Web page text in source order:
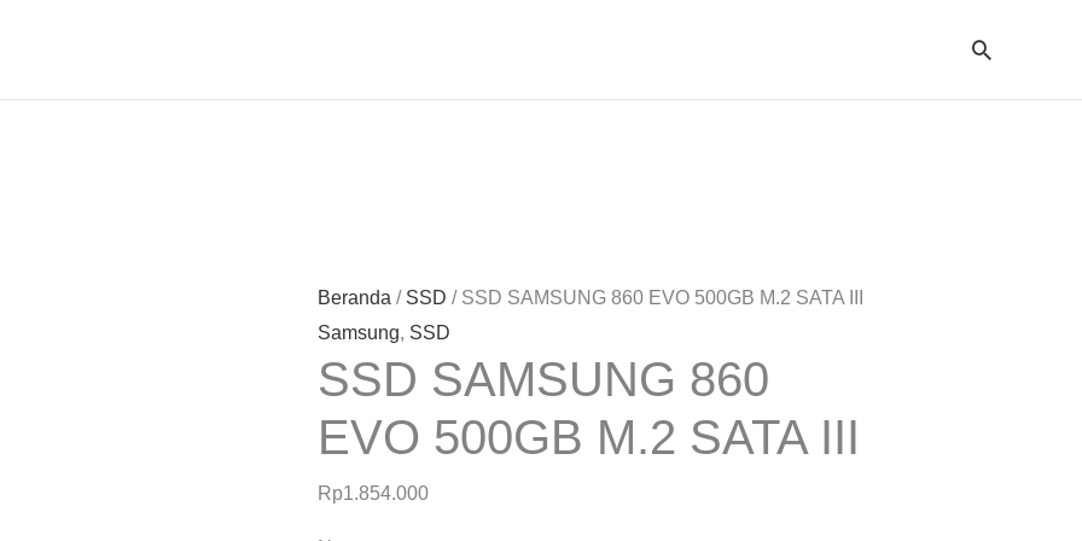
Cari
Beranda / SSD / SSD SAMSUNG 860 EVO 500GB M.2 SATA III
Samsung, SSD
SSD SAMSUNG 860
EVO 500GB M.2 SATA III
Rp1.854.000